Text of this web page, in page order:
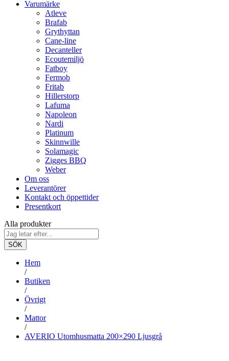
Varumärke
Atleve
Brafab
Grythyttan
Cane-line
Decanteller
Ecoutemiljö
Fatboy
Fermob
Fritab
Hillerstorp
Lafuma
Napoleon
Nardi
Platinum
Skinnwille
Solamagic
Zigges BBQ
Weber
Om oss
Leverantörer
Kontakt och öppettider
Presentkort
Alla produkter
SÖK
Hem
/
Butiken
/
Övrigt
/
Mattor
/
AVERIO Utomhusmatta 200×290 Ljusgrå